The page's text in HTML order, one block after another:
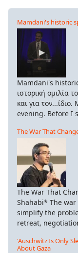
Mamdani's historic
Mamdani's
ιστορική ομιλία
και για
evening. Before I
The War That
The War That
Shahabi* The
simplify the
retreat,
'Auschwitz Is Only
About Gaza